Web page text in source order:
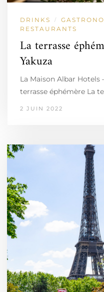
DRINKS /
RESTAURANTS
La terrasse
Yakuza
La Maison Albar Hotels
terrasse éphémère La
2 JUIN 2022